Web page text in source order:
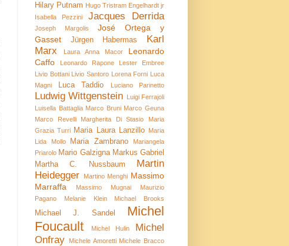
Hilary Putnam Hugo Tristram Engelhardt jr
Isabella Pezzini
Jacques Derrida
Joseph Margolis
José Ortega y
Gasset
Jürgen Habermas
Karl
Marx
Laura Anna Macor
Leonardo
Caffo
Leonardo Rapone
Lester Embree
Livio Bottani Livio Santoro Lorena Forni Luca
Magni
Luca Taddio Luciano Parinetto
Ludwig Wittgenstein Luigi Ferrajoli
Luisella Battaglia Marco Bruni Marco Geuna
Marco Revelli
Margherita Di Stasio
Maria
Grazia Turri Maria Laura Lanzillo Maria
Lida Mollo
Maria Zambrano
Mariangela
Priarolo Mario Galzigna Markus Gabriel
Martha C. Nussbaum
Martin
Heidegger
Martino Menghi Massimo
Marraffa
Massimo Mugnai
Maurizio
Pagano
Melanie Klein Michael Brooks
Michael J. Sandel
Michel
Foucault
Michel Hulin
Michel
Onfray
Michele Amoretti Michele Bracco